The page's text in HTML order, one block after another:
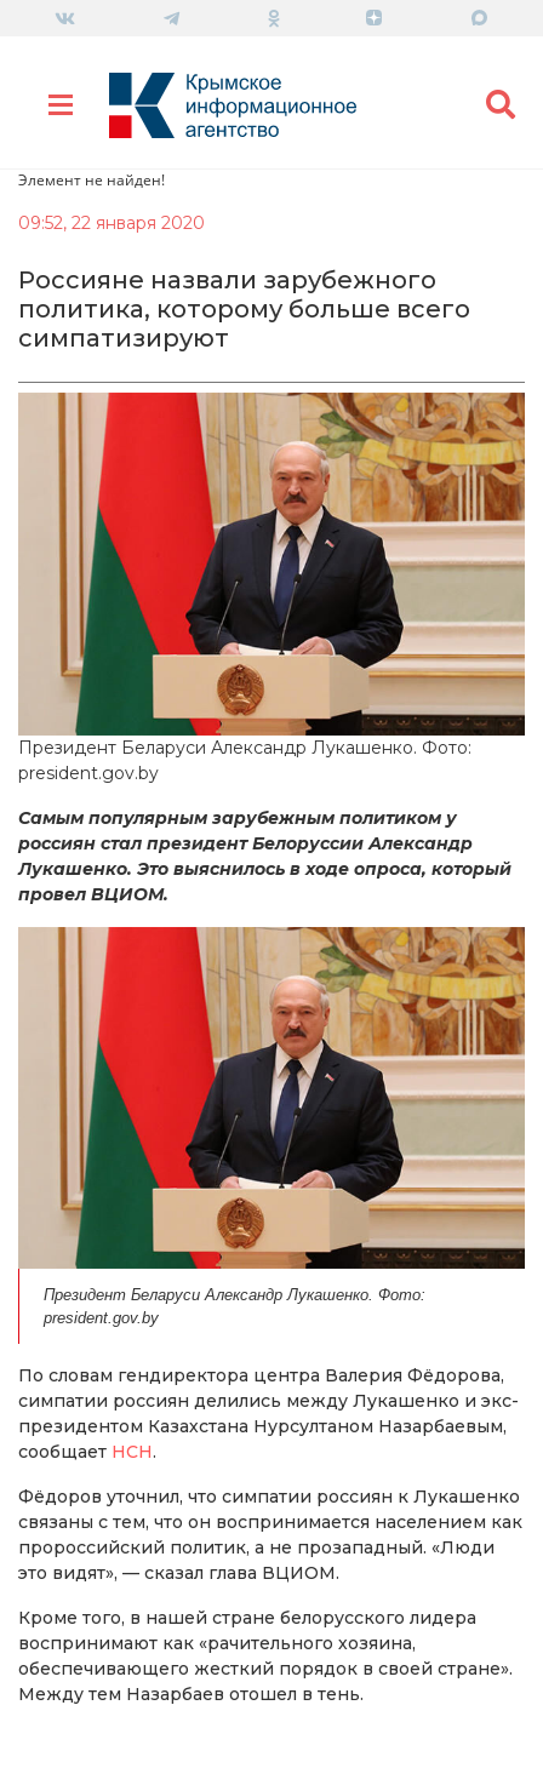
Элемент не найден!
09:52, 22 января 2020
Россияне назвали зарубежного
политика, которому больше всего
симпатизируют
Президент Беларуси Александр Лукашенко. Фото:
president.gov.by
Самым популярным зарубежным политиком у
россиян стал президент Белоруссии Александр
Лукашенко. Это выяснилось в ходе опроса, который
провел ВЦИОМ.
Президент Беларуси Александр Лукашенко. Фото:
president.gov.by
По словам гендиректора центра Валерия Фёдорова,
симпатии россиян делились между Лукашенко и экс-
президентом Казахстана Нурсултаном Назарбаевым,
сообщает НСН.
Фёдоров уточнил, что симпатии россиян к Лукашенко
связаны с тем, что он воспринимается населением как
пророссийский политик, а не прозападный. «Люди
это видят», — сказал глава ВЦИОМ.
Кроме того, в нашей стране белорусского лидера
воспринимают как «рачительного хозяина,
обеспечивающего жесткий порядок в своей стране».
Между тем Назарбаев отошел в тень.